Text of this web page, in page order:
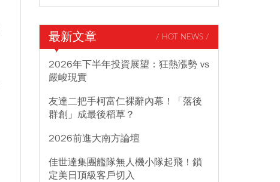
最新文章 / HOT NEWS /
2026年下半年投資展望：狂熱漲勢 vs
嚴峻現實
友達二把手柯富仁裸辭內幕！「落後
群創」成最後稻草？
2026前進大南方論壇
佳世達集團艦隊無人機小隊起飛！鎖
定美日頂級客戶切入